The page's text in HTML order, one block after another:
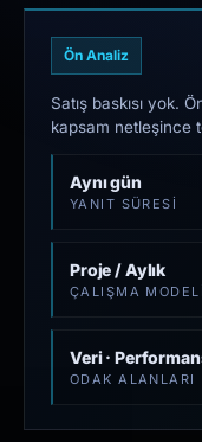
Ön Analiz
Satış baskısı yok.
kapsam netleşince
Aynı gün
YANIT SÜRESI
Proje / Aylık
ÇALIŞMA MODELI
Veri ·
ODAK ALANLARI